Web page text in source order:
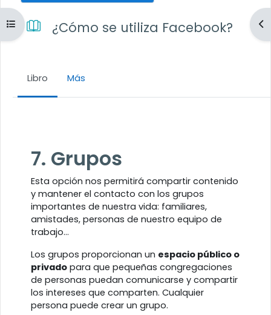
Abrir índice del curso¿Cómo se utiliza Facebook?
Libro Más
7. Grupos
Esta opción nos permitirá compartir contenido
y mantener el contacto con los grupos
importantes de nuestra vida: familiares,
amistades, personas de nuestro equipo de
trabajo…
Los grupos proporcionan un espacio público o
privado para que pequeñas congregaciones
de personas puedan comunicarse y compartir
los intereses que comparten. Cualquier
persona puede crear un grupo.